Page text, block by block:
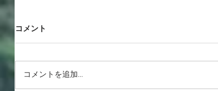
コメント
コメントを追加…